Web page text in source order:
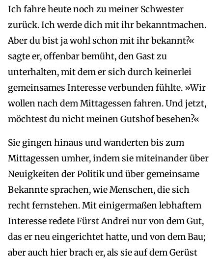
Ich fahre heute noch zu meiner Schwester
zurück. Ich werde dich mit ihr bekanntmachen.
Aber du bist ja wohl schon mit ihr bekannt?«
sagte er, offenbar bemüht, den Gast zu
unterhalten, mit dem er sich durch keinerlei
gemeinsames Interesse verbunden fühlte. »Wir
wollen nach dem Mittagessen fahren. Und jetzt,
möchtest du nicht meinen Gutshof besehen?«
Sie gingen hinaus und wanderten bis zum
Mittagessen umher, indem sie miteinander über
Neuigkeiten der Politik und über gemeinsame
Bekannte sprachen, wie Menschen, die sich
recht fernstehen. Mit einigermaßen lebhaftem
Interesse redete Fürst Andrei nur von dem Gut,
das er neu eingerichtet hatte, und von dem Bau;
aber auch hier brach er, als sie auf dem Gerüst